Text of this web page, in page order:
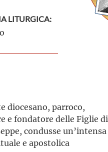
LITURGICA:
diocesano, parroco,
e fondatore delle Figlie di
condusse un’intensa
e apostolica